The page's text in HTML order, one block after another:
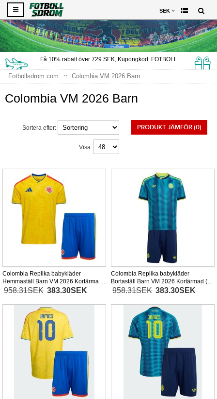
SEK
Få 10%rabatt över 729SEK, Kupongkod: FOTBOLL
Fotbollsdrom.com Colombia VM 2026 Barn
Colombia VM 2026 Barn
PRODUKT JÄMFÖR (0)
Sortera efter:
Visa:
Colombia Replika babykläder
Hemmaställ Barn VM 2026 Kortärmad
(+ korta byxor)
958.31SEK 383.30SEK
Colombia Replika babykläder
Bortaställ Barn VM 2026 Kortärmad (+
korta byxor)
958.31SEK 383.30SEK